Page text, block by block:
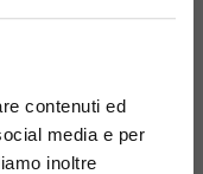
contenuti ed
media e per
inoltre